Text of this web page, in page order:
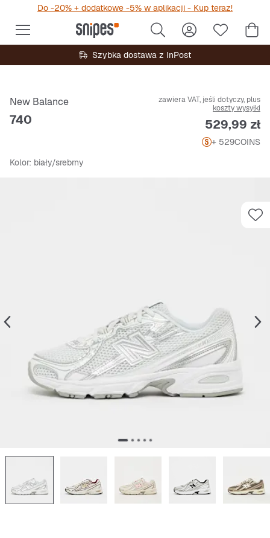
Do -20% + dodatkowe -5% w aplikacji - Kup teraz!
Szybka dostawa z InPost
New Balance
740
zawiera VAT, jeśli dotyczy, plus
koszty wysyłki
Cena
529,99 zł
+ 529COINS
Kolor: biały/srebrny